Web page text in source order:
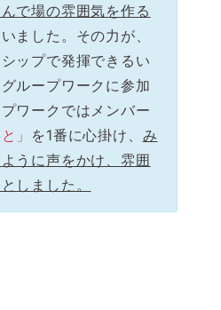
で場の雰囲気を作る
ました。その力が、
ップで発揮できるい
ループワークに参加
ワークではメンバー
」 を1番に心掛け、 み
うに声をかけ、雰囲
しました。